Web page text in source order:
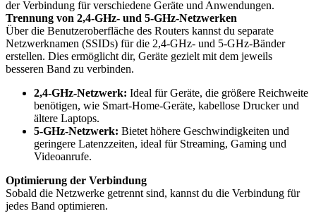
der Verbindung für verschiedene Geräte und Anwendungen.
Trennung von 2,4-GHz- und 5-GHz-Netzwerken
Über die Benutzeroberfläche des Routers kannst du separate
Netzwerknamen (SSIDs) für die 2,4-GHz- und 5-GHz-Bänder
erstellen. Dies ermöglicht dir, Geräte gezielt mit dem jeweils
besseren Band zu verbinden.
2,4-GHz-Netzwerk: Ideal für Geräte, die größere Reichweite
benötigen, wie Smart-Home-Geräte, kabellose Drucker und
ältere Laptops.
5-GHz-Netzwerk: Bietet höhere Geschwindigkeiten und
geringere Latenzzeiten, ideal für Streaming, Gaming und
Videoanrufe.
Optimierung der Verbindung
Sobald die Netzwerke getrennt sind, kannst du die Verbindung für
jedes Band optimieren.